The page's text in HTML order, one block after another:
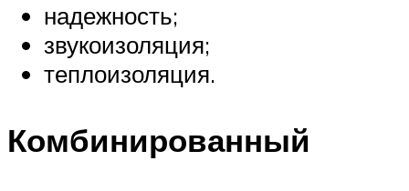
надежность;
звукоизоляция;
теплоизоляция.
Комбинированный